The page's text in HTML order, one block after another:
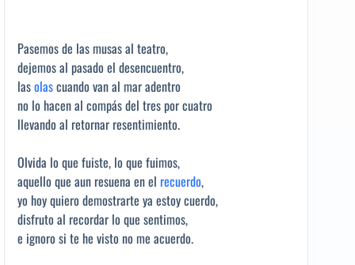
Pasemos de las musas al teatro,
dejemos al pasado el desencuentro,
lasolascuando van al mar adentro
no lo hacen al compás del tres por cuatro
llevando al retornar resentimiento.
Olvida lo que fuiste, lo que fuimos,
aquello que aun resuena en el recuerdo,
yo hoy quiero demostrarte ya estoy cuerdo,
disfruto al recordar lo que sentimos,
e ignoro si te he visto no me acuerdo.